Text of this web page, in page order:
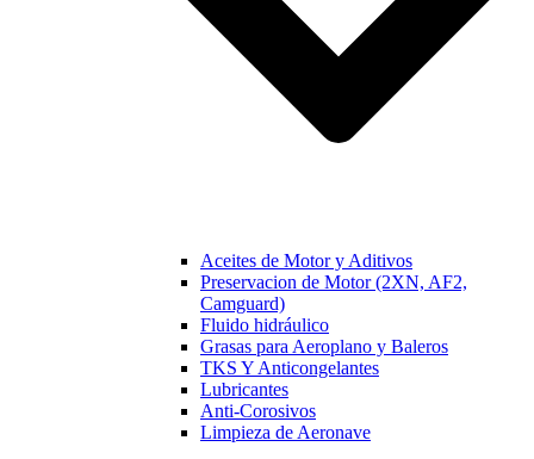
Aceites de Motor y Aditivos
Preservacion de Motor (2XN, AF2,
Camguard)
Fluido hidráulico
Grasas para Aeroplano y Baleros
TKS Y Anticongelantes
Lubricantes
Anti-Corosivos
Limpieza de Aeronave